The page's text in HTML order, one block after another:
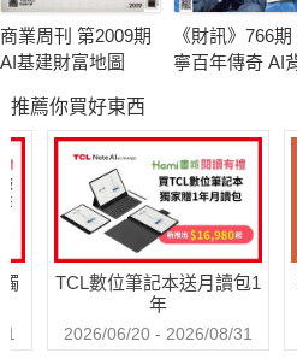
商業周刊 第2009期
AI基建財富地圖
《財訊》766
寧百年傳奇 AI
推薦你買好東西
TCL數位筆記本送月讀包1
年
2026/06/20 - 2026/08/31